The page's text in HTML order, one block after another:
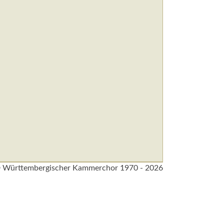
Kammerchor 1970 - 2026